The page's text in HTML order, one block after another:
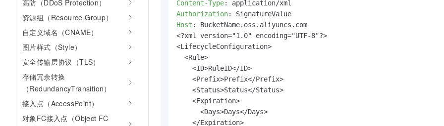
高防（DDoS Protection）
资源组（Resource Group）
自定义域名（CNAME）
图片样式（Style）
安全传输层协议（TLS）
存储冗余转换
（RedundancyTransition）
接入点（AccessPoint）
对象FC接入点（Object FC
Content-Type:
Authorization:
Host : BucketName.oss.aliyuncs.com
<?xml version="1.0" encoding="UTF-8"?>
<LifecycleConfiguration>
  <Rule>
    <ID>RuleID</ID>
    <Prefix>Prefix</Prefix>
    <Status>Status</Status>
    <Expiration>
      <Days>Days</Days>
    </Expiration>